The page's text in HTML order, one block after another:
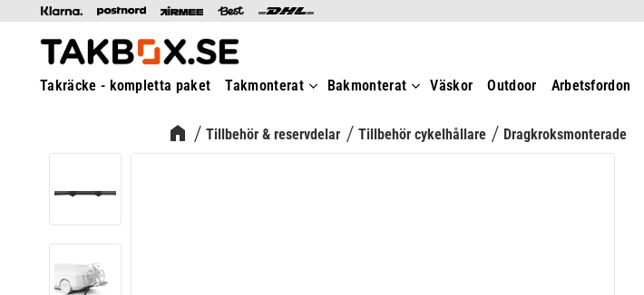
Takräcke - kompletta paket Takmonterat Bakmonterat Väskor Outdoor Arbetsfordon
Tillbehör & reservdelar Tillbehör cykelhållare Dragkroksmonterade